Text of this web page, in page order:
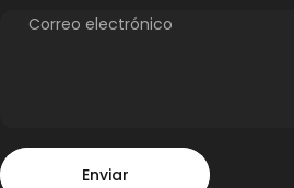
Correo electrónico
Enviar
Enviar